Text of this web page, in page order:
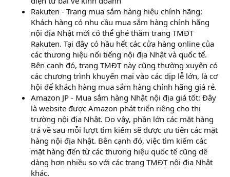
Rakuten - Trang mua sắm hàng hiệu chính hãng:
Khách hàng có nhu cầu mua sắm hàng chính hãng
nội địa Nhật mới có thể ghé thăm trang TMĐT
Rakuten. Tại đây có hầu hết các cửa hàng online của
các thương hiệu nổi tiếng nội địa Nhật và quốc tế.
Bên cạnh đó, trang TMĐT này cũng thường xuyên có
các chương trình khuyến mại vào các dịp lễ lớn, là cơ
hội để khách hàng mua sắm hàng chính hãng giá rẻ.
Amazon JP - Mua sắm hàng Nhật nội địa giá tốt: Đây
là website được Amazon phát triển riêng cho thị
trường nội địa Nhật. Do vậy, phần lớn các mặt hàng
trả về sau mỗi lượt tìm kiếm sẽ được ưu tiên các mặt
hàng nội địa Nhật. Bên cạnh đó, việc tìm kiếm các
mặt hàng đến từ các thương hiệu quốc tế cũng dễ
dàng hơn nhiều so với các trang TMĐT nội địa Nhật
khác.